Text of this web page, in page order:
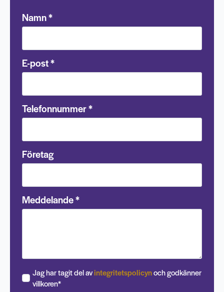
Namn*
E-post*
Telefonnummer*
Företag
Meddelande*
Jag har tagit del avintegritetspolicynoch godkänner
villkoren*